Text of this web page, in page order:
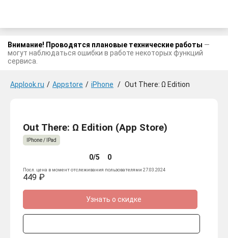
Внимание! Проводятся плановые технические работы —
могут наблюдаться ошибки в работе некоторых функций
сервиса.
Applook.ru / Appstore / iPhone / Out There: Ω Edition
Out There: Ω Edition (App Store)
IPhone / IPad
0/5 0
Посл. цена в момент отслеживания пользователями 27.03.2024
449 ₽
Узнать о скидке